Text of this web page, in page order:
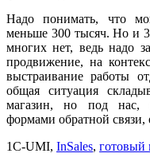
Надо понимать, что
меньше 300 тысяч. Но и
многих нет, ведь надо
продвижение, на
выстраивание работы
общая ситуация
магазин, но под нас,
формами обратной связи,
1С-UMI, InSales, готовый